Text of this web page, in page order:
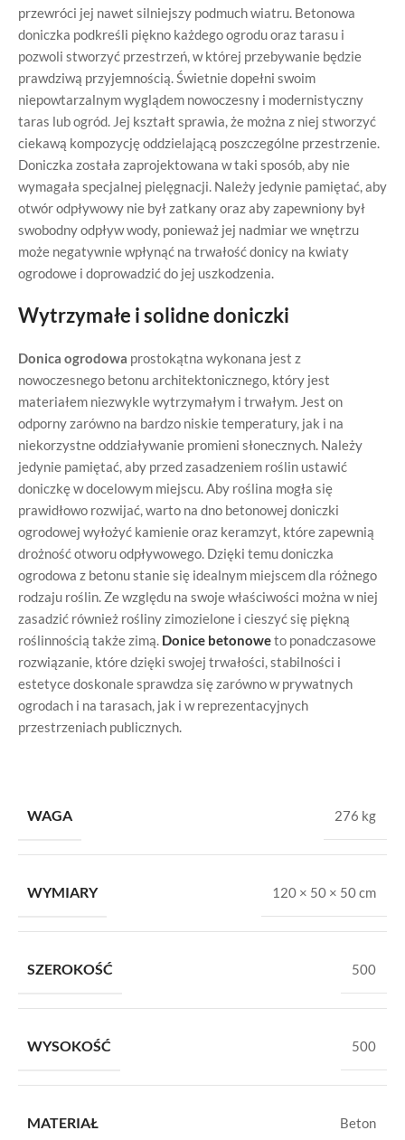
przewróci jej nawet silniejszy podmuch wiatru. Betonowa
doniczka podkreśli piękno każdego ogrodu oraz tarasu i
pozwoli stworzyć przestrzeń, w której przebywanie będzie
prawdziwą przyjemnością. Świetnie dopełni swoim
niepowtarzalnym wyglądem nowoczesny i modernistyczny
taras lub ogród. Jej kształt sprawia, że można z niej stworzyć
ciekawą kompozycję oddzielającą poszczególne przestrzenie.
Doniczka została zaprojektowana w taki sposób, aby nie
wymagała specjalnej pielęgnacji. Należy jedynie pamiętać, aby
otwór odpływowy nie był zatkany oraz aby zapewniony był
swobodny odpływ wody, ponieważ jej nadmiar we wnętrzu
może negatywnie wpłynąć na trwałość donicy na kwiaty
ogrodowe i doprowadzić do jej uszkodzenia.
Wytrzymałe i solidne doniczki
Donica ogrodowa prostokątna wykonana jest z
nowoczesnego betonu architektonicznego, który jest
materiałem niezwykle wytrzymałym i trwałym. Jest on
odporny zarówno na bardzo niskie temperatury, jak i na
niekorzystne oddziaływanie promieni słonecznych. Należy
jedynie pamiętać, aby przed zasadzeniem roślin ustawić
doniczkę w docelowym miejscu. Aby roślina mogła się
prawidłowo rozwijać, warto na dno betonowej doniczki
ogrodowej wyłożyć kamienie oraz keramzyt, które zapewnią
drożność otworu odpływowego. Dzięki temu doniczka
ogrodowa z betonu stanie się idealnym miejscem dla różnego
rodzaju roślin. Ze względu na swoje właściwości można w niej
zasadzić również rośliny zimozielone i cieszyć się piękną
roślinnością także zimą. Donice betonoweto ponadczasowe
rozwiązanie, które dzięki swojej trwałości, stabilności i
estetyce doskonale sprawdza się zarówno w prywatnych
ogrodach i na tarasach, jak i w reprezentacyjnych
przestrzeniach publicznych.
WAGA 276 kg
WYMIARY 120 × 50 × 50 cm
SZEROKOŚĆ 500
WYSOKOŚĆ 500
MATERIAŁ Beton